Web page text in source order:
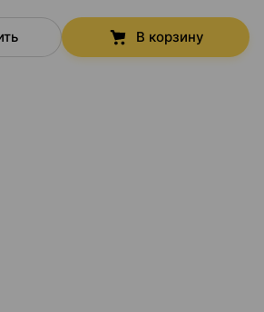
В корзину